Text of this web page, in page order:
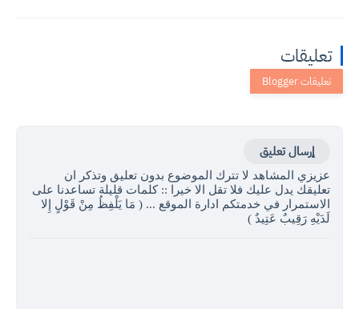
تعليقات
إرسال تعليق
عزيزي المشاهد لا تترك الموضوع بدون تعليق وتذكر ان
تعليقك يدل عليك فلا تقل الا خيرا :: كلمات قليلة تساعدنا على
الاستمرار في خدمتكم ادارة الموقع ... ( مَا يَلْفِظُ مِنْ قَوْلٍ إِلا
لَدَيْهِ رَقِيبٌ عَتِيدٌ )